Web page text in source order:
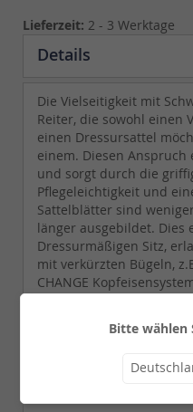
Bitte wählen
Land
Lieferzeit: 2 - 3 Werktage
Details
Die Vielseitigkeit mit
Reiter, die sowohl einen
einen Dressursattel
einem. Diesen Anspruch
und sorgt durch die
Pflegeleichtigkeit und
Sattelblätter sind
länger ausgebildet. Dies
Dressurmäßigen Sitz,
mit verkürzten Bügeln,
CHANGE
ulitmativen Komfort.
Ausgestattet mit: